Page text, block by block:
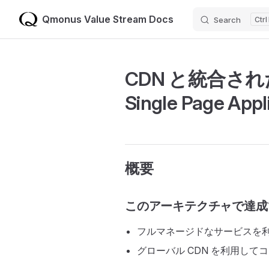
Skip to content
Qmonus Value Stream Docs Search
CDN と統合さ
Single Page
概要
このアーキテクチャで達
フルマネージドなサービスを
グローバル CDN を利用して